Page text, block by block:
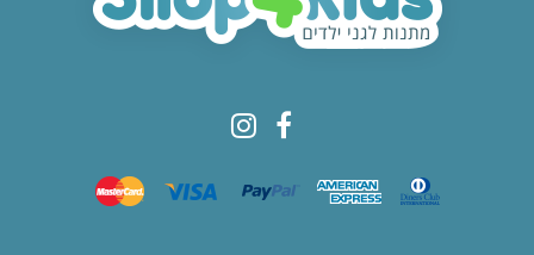
© All rights reserved to Shop4kids